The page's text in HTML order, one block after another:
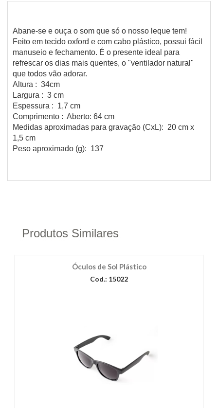
Abane-se e ouça o som que só o nosso leque tem!
Feito em tecido oxford e com cabo plástico, possui fácil
manuseio e fechamento. É o presente ideal para
refrescar os dias mais quentes, o "ventilador natural"
que todos vão adorar.
Altura : 34cm
Largura : 3 cm
Espessura : 1,7 cm
Comprimento : Aberto: 64 cm
Medidas aproximadas para gravação (CxL): 20 cm x
1,5 cm
Peso aproximado (g): 137
Produtos Similares
Óculos de Sol Plástico
Cod.: 15022